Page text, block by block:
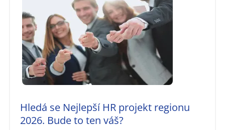
Hledá se Nejlepší HR projekt regionu
2026. Bude to ten váš?